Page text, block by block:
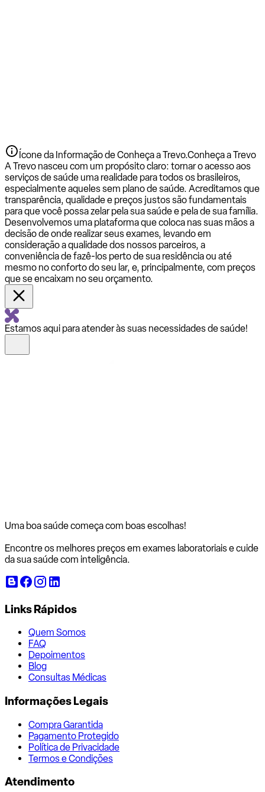
Ícone da Informação de Conheça a Trevo.Conheça a Trevo
A Trevo nasceu com um propósito claro: tornar o acesso aos
serviços de saúde uma realidade para todos os brasileiros,
especialmente aqueles sem plano de saúde. Acreditamos que
transparência, qualidade e preços justos são fundamentais
para que você possa zelar pela sua saúde e pela de sua família.
Desenvolvemos uma plataforma que coloca nas suas mãos a
decisão de onde realizar seus exames, levando em
consideração a qualidade dos nossos parceiros, a
conveniência de fazê-los perto de sua residência ou até
mesmo no conforto do seu lar, e, principalmente, com preços
que se encaixam no seu orçamento.
Estamos aqui para atender às suas necessidades de saúde!
Uma boa saúde começa com boas escolhas!
Encontre os melhores preços em exames laboratoriais e cuide
da sua saúde com inteligência.
Links Rápidos
Quem Somos
FAQ
Depoimentos
Blog
Consultas Médicas
Informações Legais
Compra Garantida
Pagamento Protegido
Política de Privacidade
Termos e Condições
Atendimento